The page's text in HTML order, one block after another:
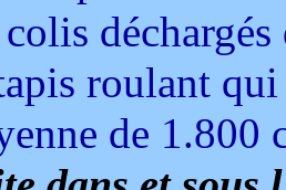
roulant
de 1.800